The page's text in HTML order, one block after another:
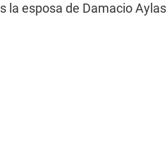
la esposa de Damacio Aylas